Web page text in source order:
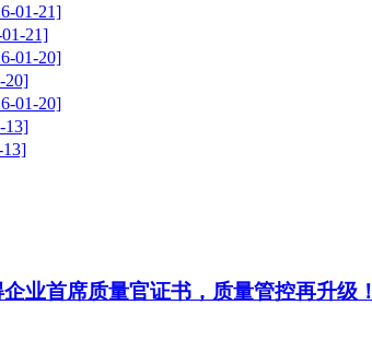
01-21]
21]
01-20]
20]
01-20]
13]
13]
业首席质量官证书，质量管控再升级！